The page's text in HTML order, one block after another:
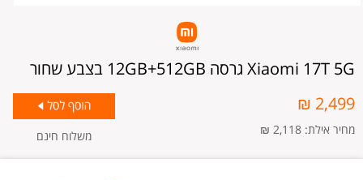
Xiaomi 17T 5G גרסה 12GB+512GB בצבע שחור
2,499 ₪
מחיר אילת: 2,118 ₪ משלוח חינם